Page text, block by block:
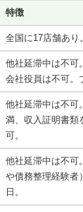
特徴
全国に17店舗あ
他社延滞中は不可
会社役員は不可。
他社延滞中は不可
満、収入証明書類
可。
他社延滞中は不可
や債務整理経験者
日。